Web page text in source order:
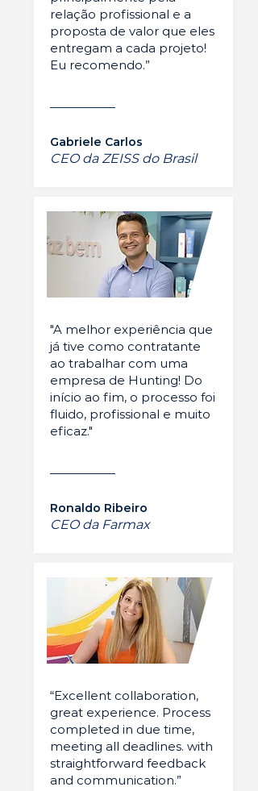
relação profissional e a
proposta de valor que eles
entregam a cada projeto!
Eu recomendo.”
Gabriele Carlos
CEO da ZEISS do Brasil
"A melhor experiência que
já tive como contratante
ao trabalhar com uma
empresa de Hunting! Do
início ao fim, o processo foi
fluido, profissional e muito
eficaz."
Ronaldo Ribeiro
CEO da Farmax
“Excellent collaboration,
great experience. Process
completed in due time,
meeting all deadlines. with
straightforward feedback
and communication.”